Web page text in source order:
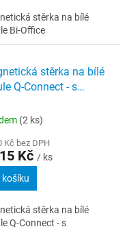
stěrka na bílé
Bi-Office
stěrka na bílé
Q-Connect - s
(2 ks)
Kč bez DPH
Kč / ks
košíku
stěrka na bílé
Q-Connect - s